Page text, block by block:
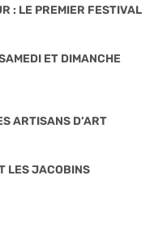
: LE PREMIER FESTIVAL
ET DIMANCHE
ARTISANS D’ART
LES JACOBINS